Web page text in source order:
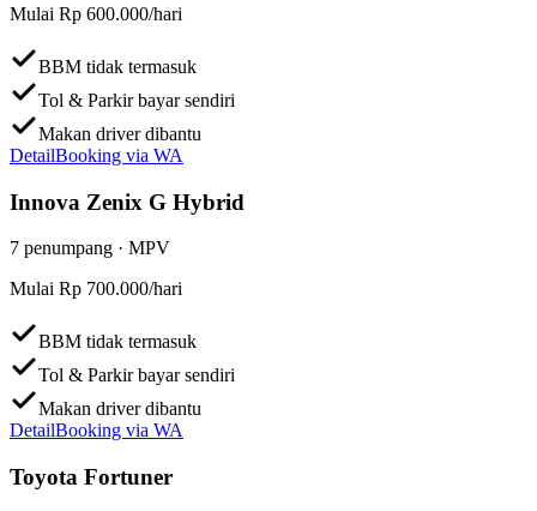
Mulai Rp 600.000/hari
BBM tidak termasuk
Tol & Parkir bayar sendiri
Makan driver dibantu
DetailBooking via WA
Innova Zenix G Hybrid
7 penumpang · MPV
Mulai Rp 700.000/hari
BBM tidak termasuk
Tol & Parkir bayar sendiri
Makan driver dibantu
DetailBooking via WA
Toyota Fortuner